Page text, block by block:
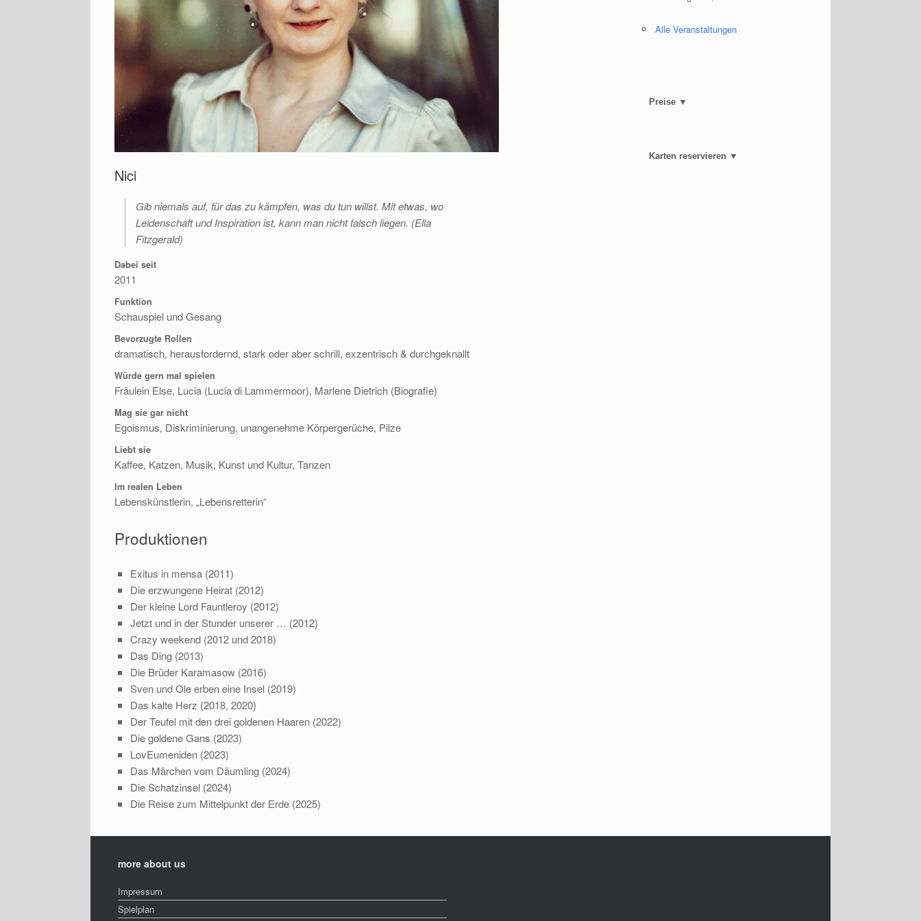
Nici
Gib niemals auf, für das zu kämpfen, was du tun willst. Mit etwas, wo
Leidenschaft und Inspiration ist, kann man nicht falsch liegen. (Ella
Fitzgerald)
Dabei seit
2011
Funktion
Schauspiel und Gesang
Bevorzugte Rollen
dramatisch, herausfordernd, stark oder aber schrill, exzentrisch & durchgeknallt
Würde gern mal spielen
Fräulein Else, Lucia (Lucia di Lammermoor), Marlene Dietrich (Biografie)
Mag sie gar nicht
Egoismus, Diskriminierung, unangenehme Körpergerüche, Pilze
Liebt sie
Kaffee, Katzen, Musik, Kunst und Kultur, Tanzen
Im realen Leben
Lebenskünstlerin, „Lebensretterin“
Produktionen
Exitus in mensa (2011)
Die erzwungene Heirat (2012)
Der kleine Lord Fauntleroy (2012)
Jetzt und in der Stunder unserer … (2012)
Crazy weekend (2012 und 2018)
Das Ding (2013)
Die Brüder Karamasow (2016)
Sven und Ole erben eine Insel (2019)
Das kalte Herz (2018, 2020)
Der Teufel mit den drei goldenen Haaren (2022)
Die goldene Gans (2023)
LovEumeniden (2023)
Das Märchen vom Däumling (2024)
Die Schatzinsel (2024)
Die Reise zum Mittelpunkt der Erde (2025)
Alle Veranstaltungen
Preise ▼
Karten reservieren ▼
more about us
Impressum
Spielplan